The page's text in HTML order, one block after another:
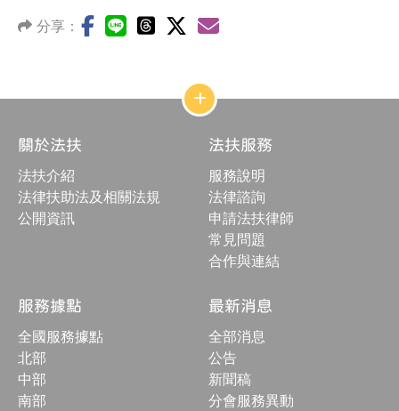
分享：
網
站
結
構
合
按
鈕
關於法扶
法扶介紹
法律扶助法及相關法規
公開資訊
法扶服務
服務說明
法律諮詢
申請法扶律師
常見問題
合作與連結
服務據點
全國服務據點
北部
中部
南部
最新消息
全部消息
公告
新聞稿
分會服務異動